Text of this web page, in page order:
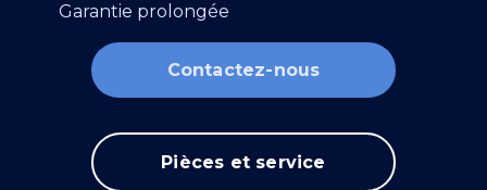
Garantie prolongée
Contactez-nous
Pièces et service